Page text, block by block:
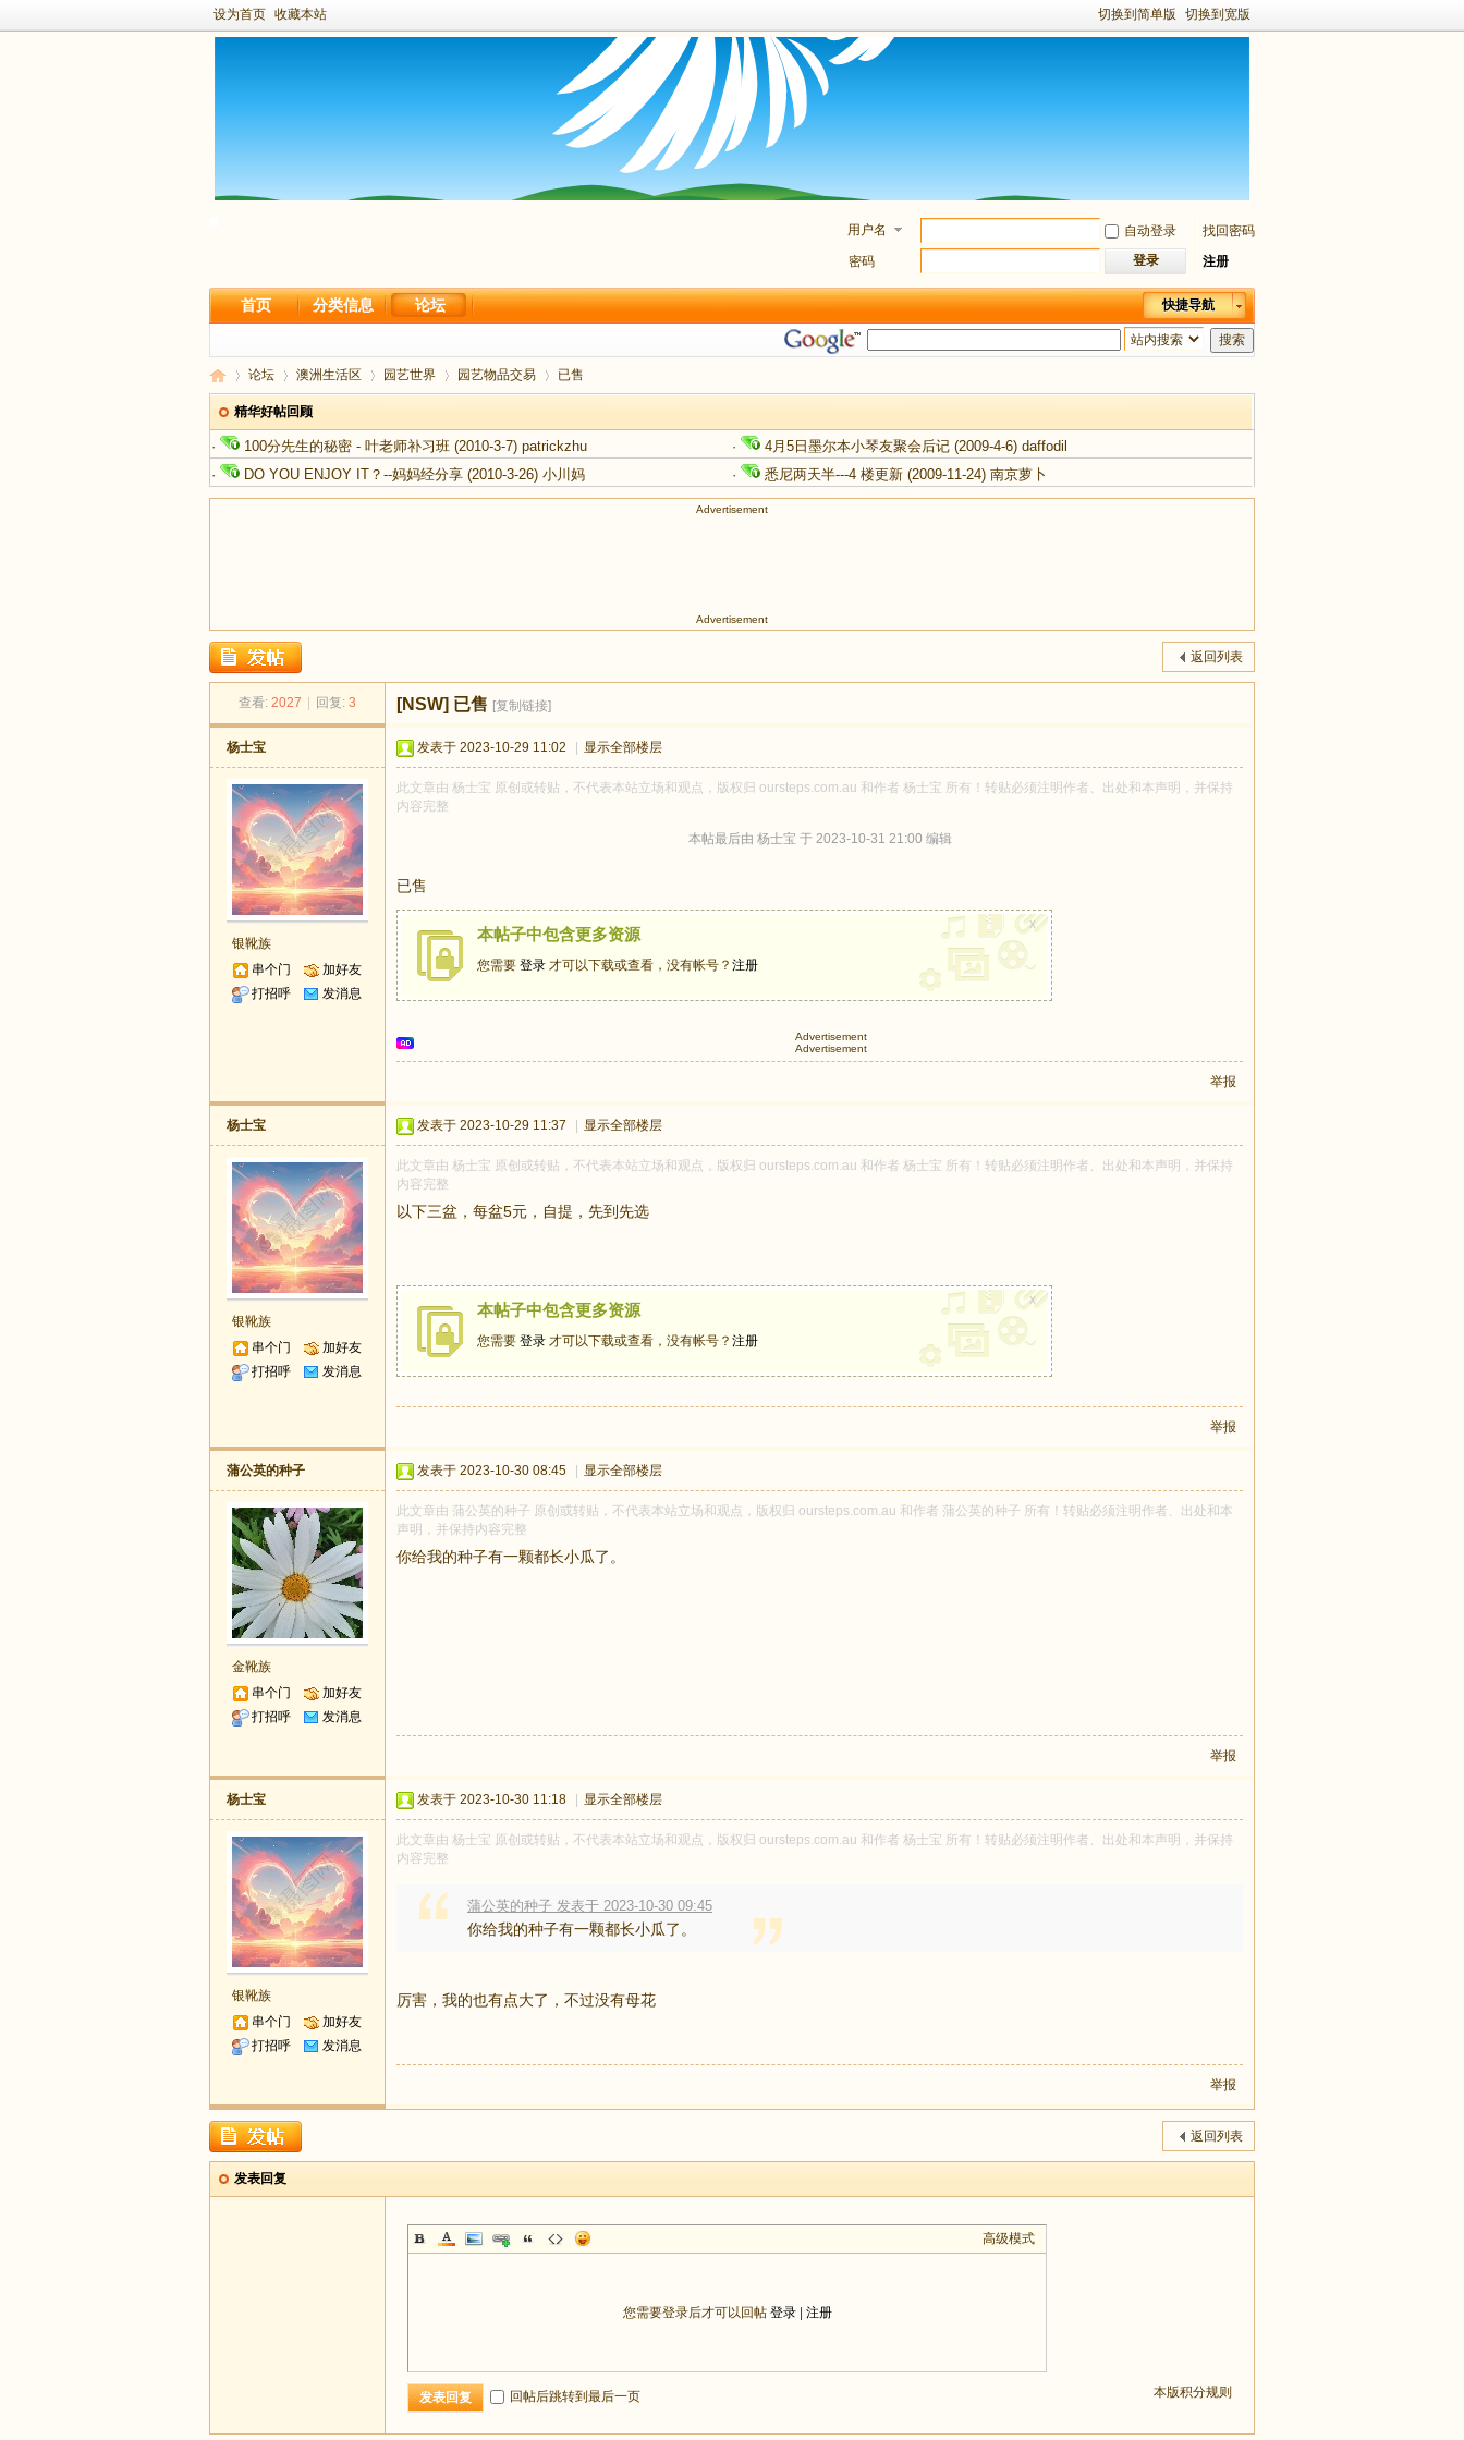
设为首页 收藏本站 切换到简单版 切换到宽版
用户名 自动登录
找回密码
密码
登录 注册
快捷导航
首页 分类信息 论坛
搜索
新
足
›
论坛
›
澳洲生活区
›
园艺世界
›
园艺物品交易
›
已售
精华好帖回顾
· 100分先生的秘密 - 叶老师补习班 (2010-3-7) patrickzhu · 4月5日墨尔本小琴友聚会后记 (2009-4-6) daffodil
·
DO YOU ENJOY IT？--妈妈经分享 (2010-3-26) 小川妈 · 悉尼两天半---4 楼更新 (2009-11-24) 南京萝卜
Advertisement
Advertisement
返回列表
查看: 2027 回复: 3 [NSW] 已售 [复制链接]
杨士宝
银靴族
串个门
加好友
打招呼
发消息
发表于 2023-10-29 11:02 显示全部楼层
此文章由 杨士宝 原创或转贴，不代表本站立场和观点，版权归 oursteps.com.au 和作者 杨士宝 所有！转贴必须注明作者、出处和本声明，并保持
内容完整
本帖最后由 杨士宝 于 2023-10-31 21:00 编辑
已售
本帖子中包含更多资源
您需要 登录 才可以下载或查看，没有帐号？ 注册
x
Advertisement
Advertisement
举报
杨士宝
银靴族
串个门
加好友
打招呼
发消息
发表于 2023-10-29 11:37 显示全部楼层
此文章由 杨士宝 原创或转贴，不代表本站立场和观点，版权归 oursteps.com.au 和作者 杨士宝 所有！转贴必须注明作者、出处和本声明，并保持
内容完整
以下三盆，每盆5元，自提，先到先选
本帖子中包含更多资源
您需要 登录 才可以下载或查看，没有帐号？ 注册
x
举报
蒲公英的种子
金靴族
串个门
加好友
打招呼
发消息
发表于 2023-10-30 08:45 显示全部楼层
此文章由 蒲公英的种子 原创或转贴，不代表本站立场和观点，版权归 oursteps.com.au 和作者 蒲公英的种子 所有！转贴必须注明作者、出处和本
声明，并保持内容完整
你给我的种子有一颗都长小瓜了。
举报
杨士宝
银靴族
串个门
加好友
打招呼
发消息
发表于 2023-10-30 11:18 显示全部楼层
此文章由 杨士宝 原创或转贴，不代表本站立场和观点，版权归 oursteps.com.au 和作者 杨士宝 所有！转贴必须注明作者、出处和本声明，并保持
内容完整
蒲公英的种子 发表于 2023-10-30 09:45
你给我的种子有一颗都长小瓜了。
厉害，我的也有点大了，不过没有母花
举报
返回列表
发表回复
高级模式
您需要登录后才可以回帖 登录| 注册
本版积分规则
发表回复 回帖后跳转到最后一页